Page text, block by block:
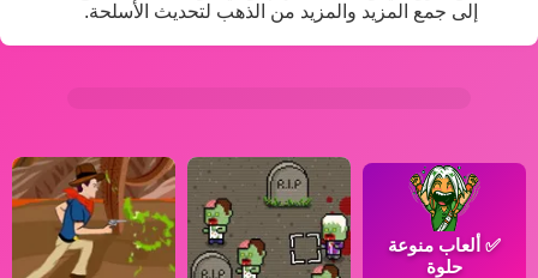
إلى جمع المزيد والمزيد من الذهب لتحديث الأسلحة.
✅ ألعاب منوعة
حلوة